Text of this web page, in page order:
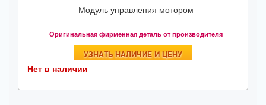
Модуль управления мотором
Оригинальная фирменная деталь от производителя
УЗНАТЬ НАЛИЧИЕ И ЦЕНУ
Нет в наличии